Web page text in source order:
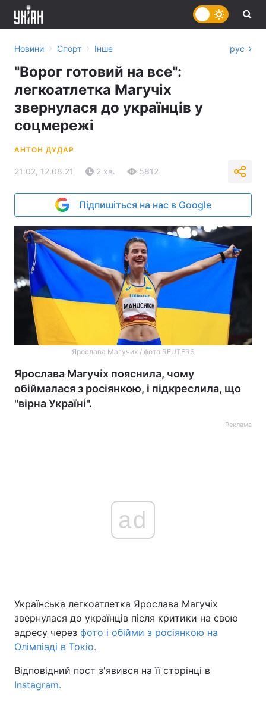
Україна Політика
Економіка Світ
Техно і зв'язок
Новини › Спорт › Інше рус
"Ворог готовий на все":
легкоатлетка Магучіх
звернулася до українців у
соцмережі
АНТОН ДУДАР
21:02, 12.08.21 2 хв. 5812
Підпишіться на нас в Google
Ярослава Магучих / фото REUTERS
Ярослава Магучіх пояснила, чому
обіймалася з росіянкою, і підкреслила, що
"вірна Україні".
Реклама
ad
Українська легкоатлетка Ярослава Магучіх
звернулася до українців після критики на свою
адресу через фото і обійми з росіянкою на
Олімпіаді в Токіо.
Відповідний пост з'явився на її сторінці в
Instagram.